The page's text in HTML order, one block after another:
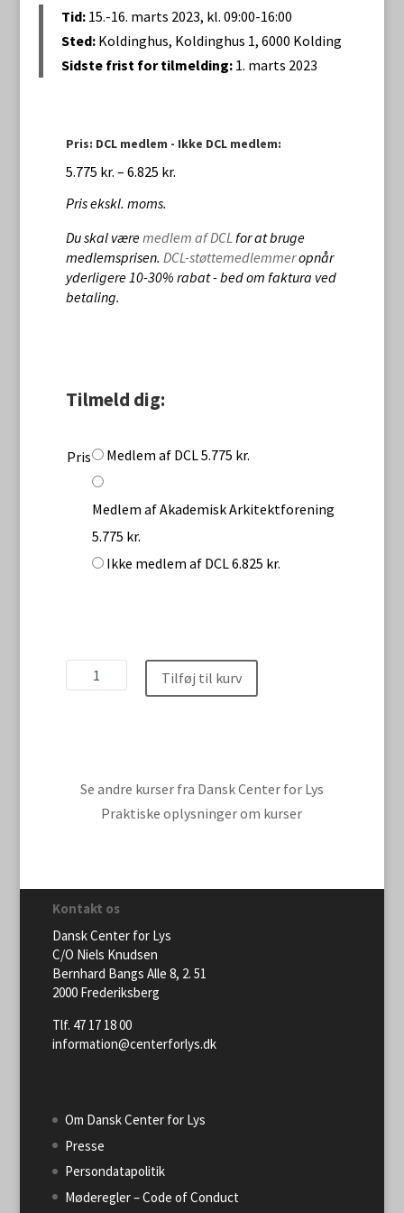
Tid:15.-16. marts 2023, kl. 09:00-16:00
Sted:Koldinghus, Koldinghus 1, 6000 Kolding
Sidste frist for tilmelding:1. marts 2023
Pris: DCL medlem - Ikke DCL medlem:
5.775 kr. – 6.825 kr.Prisinterval:
6.825 kr.
Pris ekskl. moms.
Du skal væremedlem af DCLfor at bruge
medlemsprisen. DCL-støttemedlemmeropnår
yderligere 10-30% rabat - bed om faktura ved
betaling.
Tilmeld dig:
Pris Medlem af DCL 5.775 kr.
Medlem af Akademisk Arkitektforening
5.775 kr.
Ikke medlem af DCL 6.825 kr.
Kursus
antal
Tilføj til kurv
Se andre kurser fra Dansk Center for Lys
Praktiske oplysninger om kurser
Kontakt os
Dansk Center for Lys
C/O Niels Knudsen
Bernhard Bangs Alle 8, 2. 51
2000 Frederiksberg
Tlf. 47 17 18 00
information@centerforlys.dk
Om Dansk Center for Lys
Presse
Persondatapolitik
Møderegler – Code of Conduct